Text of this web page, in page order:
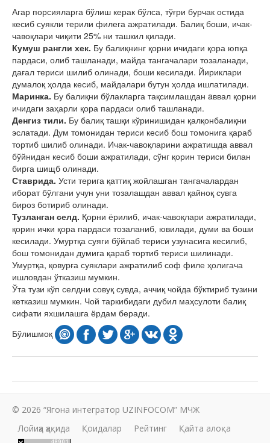
Агар порсияларга бўлиш керак бўлса, тўғри бурчак остида
кесиб суякли терили филега ажратилади. Балиқ боши, ичак-
чавоқлари чиқити 25% ни ташкил қилади.
Кумуш рангли хек. Бу балиқнинг қорни ичидаги қора юпқа
пардаси, олиб ташланади, майда тангачалари тозаланади,
дағал териси шилиб олинади, боши кесилади. Йириклари
думалоқ ҳолда кесиб, майдалари бутун ҳолда ишлатилади.
Маринка. Бу балиқни бўлакларга тақсимлашдан aввал қорни
ичидаги заҳарли қора пардаси олиб ташланади.
Денгиз тили. Бу балиқ ташқи кўринишидан қалқонбалиқни
эслатади. Дум томонидан териси кесиб бош томонига қараб
тортиб шилиб олинади. Ичак-чавоқларини ажратишда аввал
бўйнидан кесиб боши ажратилади, сўнг қорин териси билан
бирга шищб олинади.
Ставрида. Усти терига қаттиқ жойлашган тангачалардан
иборат бўлгани учун уни тозалашдан аввал қайноқ сувга
бироз ботириб олинади.
Тузланган селд. Қорни ёрилиб, ичак-чавоқлари ажратилади,
қорин ички қора пардаси тозаланиб, ювилади, думи ва боши
кесилади. Умуртқа суяги бўйлаб териси узунасига кесилиб,
бош томонидан думига қараб тортиб териси шилинади.
Умуртқа, қовурға суяклари ажратилиб соф филе ҳолигача
ишловдан ўтказиш мумкин.
Ўта тузи кўп селдни совуқ сувда, аччиқ чойда бўктириб тузини
кетказиш мумкин. Чой таркибидаги дубил маҳсулоти балиқ
сифати яхшилашга ёрдам беради.
Бўлишмоқ
© 2026 “Ягона интегратор UZINFOCOM” МЧЖ
Лойиҳа ҳақида
Қоидалар Рейтинг Қайта алоқа